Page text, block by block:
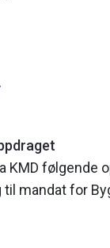
KMD følgende
til mandat for